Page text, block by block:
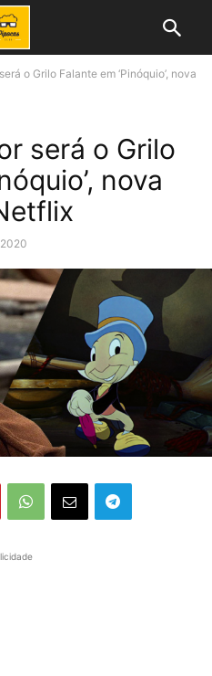
o Grilo Falante em ‘Pinóquio’, nova
será o Grilo
nova